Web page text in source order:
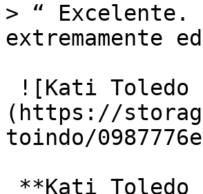
> “ Excelente.
extremamente
(https://
toindo/